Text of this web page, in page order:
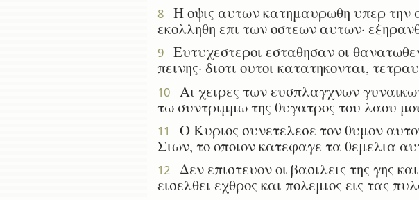
8
Η οψις αυτων κατημαυρωθη υπερ την
εκολληθη επι των οστεων αυτων·
9
Ευτυχεστεροι εσταθησαν οι
πεινης· διοτι ουτοι κατατηκονται,
10
Αι χειρες των ευσπλαγχνων
τω συντριμμω της θυγατρος του λαου
11
Ο Κυριος συνετελεσε τον θυμον
Σιων, το οποιον κατεφαγε τα θεμελια
12
Δεν επιστευον οι βασιλεις της γης
εισελθει εχθρος και πολεμιος εις τας